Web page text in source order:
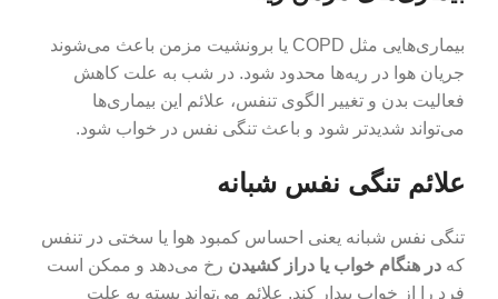
بیماری‌هایی مثل COPD یا برونشیت مزمن باعث می‌شوند
جریان هوا در ریه‌ها محدود شود. در شب به علت کاهش
فعالیت بدن و تغییر الگوی تنفس، علائم این بیماری‌ها
می‌تواند شدیدتر شود و باعث تنگی نفس در خواب شود.
علائم تنگی نفس شبانه
تنگی نفس شبانه یعنی احساس کمبود هوا یا سختی در تنفس
که در هنگام خواب یا دراز کشیدن رخ می‌دهد و ممکن است
فرد را از خواب بیدار کند. علائم می‌تواند بسته به علت